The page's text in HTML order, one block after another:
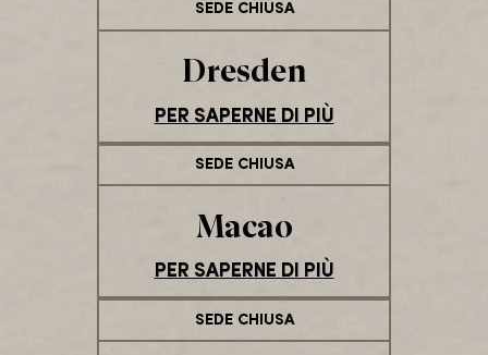
SEDE CHIUSA
Dresden
PER SAPERNE DI PIÙ
SEDE CHIUSA
Macao
PER SAPERNE DI PIÙ
SEDE CHIUSA